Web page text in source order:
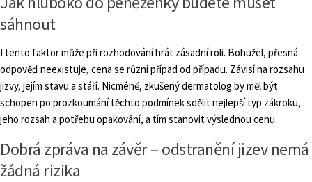
sáhnout
I tento faktor může při rozhodování hrát zásadní roli. Bohužel, přesná
odpověď neexistuje, cena se různí případ od případu. Závisí na rozsahu
jizvy, jejím stavu a stáří. Nicméně, zkušený dermatolog by měl být
schopen po prozkoumání těchto podmínek sdělit nejlepší typ zákroku,
jeho rozsah a potřebu opakování, a tím stanovit výslednou cenu.
Dobrá zpráva na závěr – odstranění jizev nemá
žádná rizika